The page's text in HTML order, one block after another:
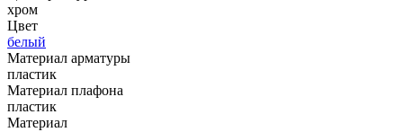
хром
Цвет
белый
Материал арматуры
пластик
Материал плафона
пластик
Материал